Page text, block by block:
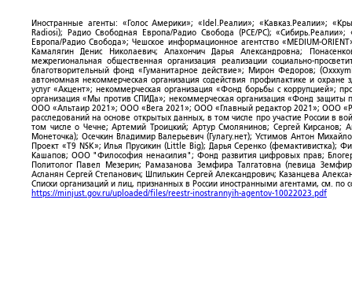
Иностранные агенты: «Голос Америки»; «Idel.Реалии»; «Кавказ.Реалии»;
Radiosi); Радио Свободная Европа/Радио Свобода (PCE/PC);
Европа/Радио Свобода»; Чешское информационное агентство «MEDIUM-
Камалягин Денис Николаевич; Апахончич Дарья Александровна;
межрегиональная общественная организация реализации социально-
благотворительный фонд «Гуманитарное действие»; Мирон Федоров;
автономная некоммерческая организация содействия профилактике и
услуг «Акцент»; некоммерческая организация «Фонд борьбы с коррупцией»;
организация «Мы против СПИДа»; некоммерческая организация «Фонд защиты
ООО «Альтаир 2021»; ООО «Вега 2021»; ООО «Главный редактор 2021»; ООО
расследований на основе открытых данных, в том числе про участие России в
том числе о Чечне; Артемий Троицкий; Артур Смолянинов; Сергей
Монеточка); Осечкин Владимир Валерьевич (Гулагу.нет); Устимов Антон
Проект «T9 NSK»; Илья Прусикин (Little Big); Дарья Серенко
Кашапов; ООО "Философия ненасилия"; Фонд развития цифровых прав;
Политолог Павел Мезерин; Рамазанова Земфира Талгатовна (певица
Асланян Сергей Степанович; Шпилькин Сергей Александрович; Казанцева
Списки организаций и лиц, признанных в России иностранными агентами, см. по
https://minjust.gov.ru/uploaded/files/reestr-inostrannyih-agentov-10022023.pdf